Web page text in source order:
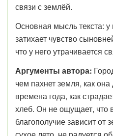
связи с землёй.
Основная мысль текста: у
затихает чувство
что у него утрачивается
Аргументы автора:
чем пахнет земля, как
времена года, как
хлеб. Он не ощущает, что
благополучие зависит от